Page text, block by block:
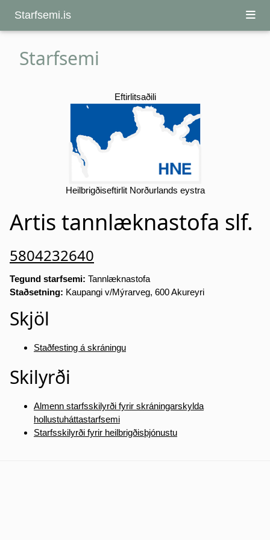
Starfsemi.is
Starfsemi
Eftirlitsaðili
Heilbrigðiseftirlit Norðurlands eystra
Artis tannlæknastofa slf.
5804232640
Tegund starfsemi: Tannlæknastofa
Staðsetning: Kaupangi v/Mýrarveg, 600 Akureyri
Skjöl
Staðfesting á skráningu
Skilyrði
Almenn starfsskilyrði fyrir skráningarskylda
hollustuháttastarfsemi
Starfsskilyrði fyrir heilbrigðisþjónustu